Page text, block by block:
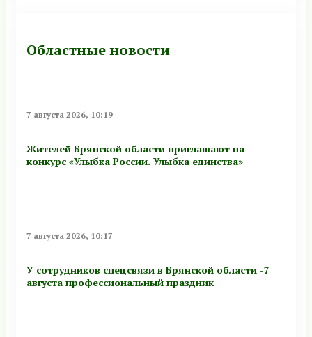
Областные новости
7 августа 2026, 10:19
Жителей Брянской области приглашают на
конкурс «Улыбка России. Улыбка единства»
7 августа 2026, 10:17
У сотрудников спецсвязи в Брянской области -7
августа профессиональный праздник